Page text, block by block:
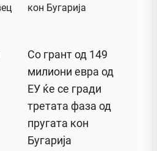
Со грант од 149
милиони евра од
ЕУ ќе се гради
третата фаза од
пругата кон
Бугарија